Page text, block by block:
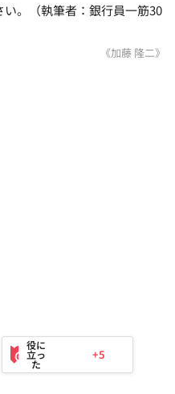
。（執筆者：銀行員一筋30
《加藤 隆二》
+5